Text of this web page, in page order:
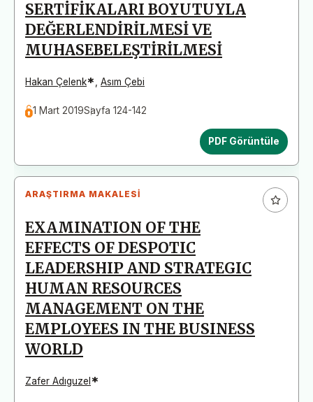
SERTİFİKALARI BOYUTUYLA
DEĞERLENDİRİLMESİ VE
MUHASEBELEŞTİRİLMESİ
Hakan Çelenk*, Asım Çebi
1 Mart 2019Sayfa 124-142
PDF Görüntüle
ARAŞTIRMA MAKALESI
EXAMINATION OF THE
EFFECTS OF DESPOTIC
LEADERSHIP AND STRATEGIC
HUMAN RESOURCES
MANAGEMENT ON THE
EMPLOYEES IN THE BUSINESS
WORLD
Zafer Adıguzel *